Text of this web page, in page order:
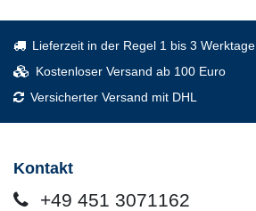
Lieferzeit in der Regel 1 bis 3 Werktage
Kostenloser Versand ab 100 Euro
Versicherter Versand mit DHL
Kontakt
+49 451 3071162